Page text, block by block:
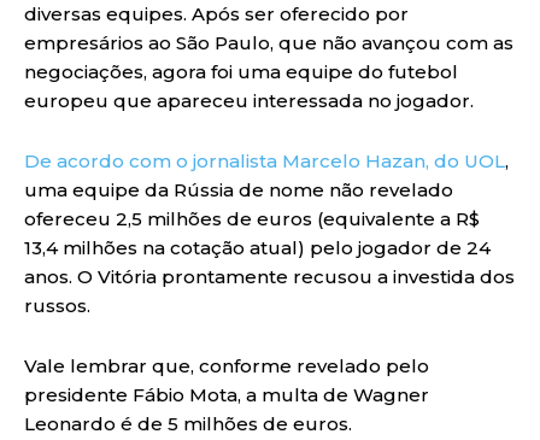
diversas equipes. Após ser oferecido por
empresários ao São Paulo, que não avançou com as
negociações, agora foi uma equipe do futebol
europeu que apareceu interessada no jogador.
De acordo com o jornalista Marcelo Hazan, do UOL,
uma equipe da Rússia de nome não revelado
ofereceu 2,5 milhões de euros (equivalente a R$
13,4 milhões na cotação atual) pelo jogador de 24
anos. O Vitória prontamente recusou a investida dos
russos.
Vale lembrar que, conforme revelado pelo
presidente Fábio Mota, a multa de Wagner
Leonardo é de 5 milhões de euros.